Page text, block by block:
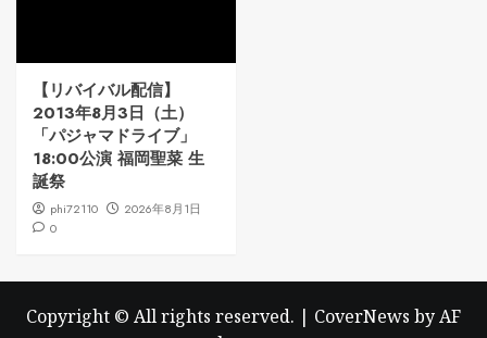
【リバイバル配信】
2013年8月3日（土）
「パジャマドライブ」
18:00公演 福岡聖菜 生
誕祭
phi72110
2026年8月1日
0
Copyright © All rights reserved. | CoverNews by AF